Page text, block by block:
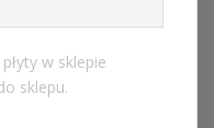
w sklepie
sklepu.